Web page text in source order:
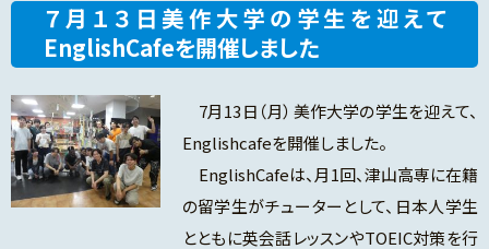
７月１３日美作大学の学生を迎えて
EnglishCafeを開催しました
7月13日（月）美作大学の学生を迎えて、
Englishcafeを開催しました。
EnglishCafeは、月1回、津山高専に在籍
の留学生がチューターとして、日本人学生
とともに英会話レッスンやTOEIC対策を行